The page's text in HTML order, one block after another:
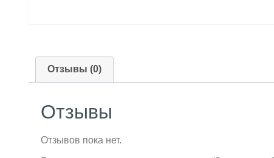
Отзывы (0)
Отзывы
Отзывов пока нет.